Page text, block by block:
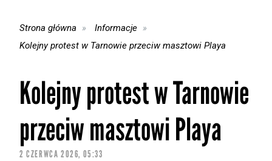
Strona główna
Informacje
Kolejny protest w Tarnowie przeciw masztowi Playa
Kolejny protest w Tarnowie
przeciw masztowi Playa
2 CZERWCA 2026, 05:33